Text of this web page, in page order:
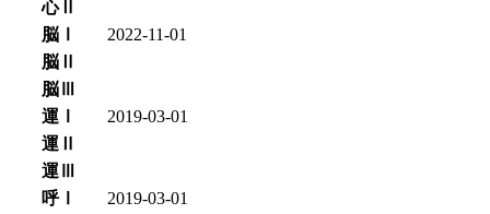
心Ⅱ
脳Ⅰ
2022-11-01
脳Ⅱ
脳Ⅲ
運Ⅰ
2019-03-01
運Ⅱ
運Ⅲ
呼Ⅰ
2019-03-01